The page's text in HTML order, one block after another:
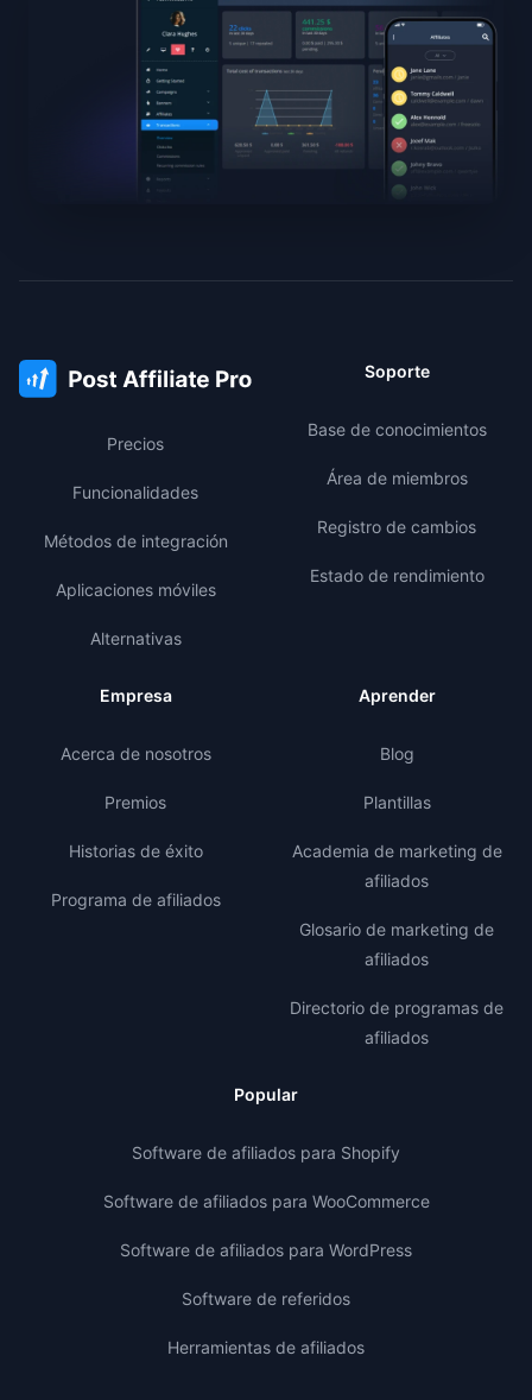
Precios
Funcionalidades
Métodos de integración
Aplicaciones móviles
Alternativas
Soporte
Base de conocimientos
Área de miembros
Registro de cambios
Estado de rendimiento
Empresa
Acerca de nosotros
Premios
Historias de éxito
Programa de afiliados
Aprender
Blog
Plantillas
Academia de marketing de
afiliados
Glosario de marketing de
afiliados
Directorio de programas de
afiliados
Popular
Software de afiliados para Shopify
Software de afiliados para WooCommerce
Software de afiliados para WordPress
Software de referidos
Herramientas de afiliados